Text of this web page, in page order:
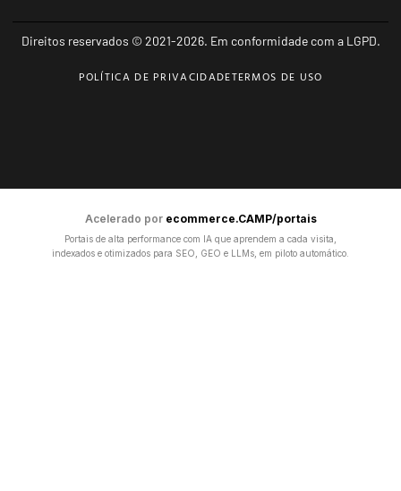
Direitos reservados © 2021-2026. Em conformidade com a LGPD.
POLÍTICA DE PRIVACIDADETERMOS DE USO
Acelerado por ecommerce.CAMP/portais
Portais de alta performance com IA que aprendem a cada visita,
indexados e otimizados para SEO, GEO e LLMs, em piloto automático.